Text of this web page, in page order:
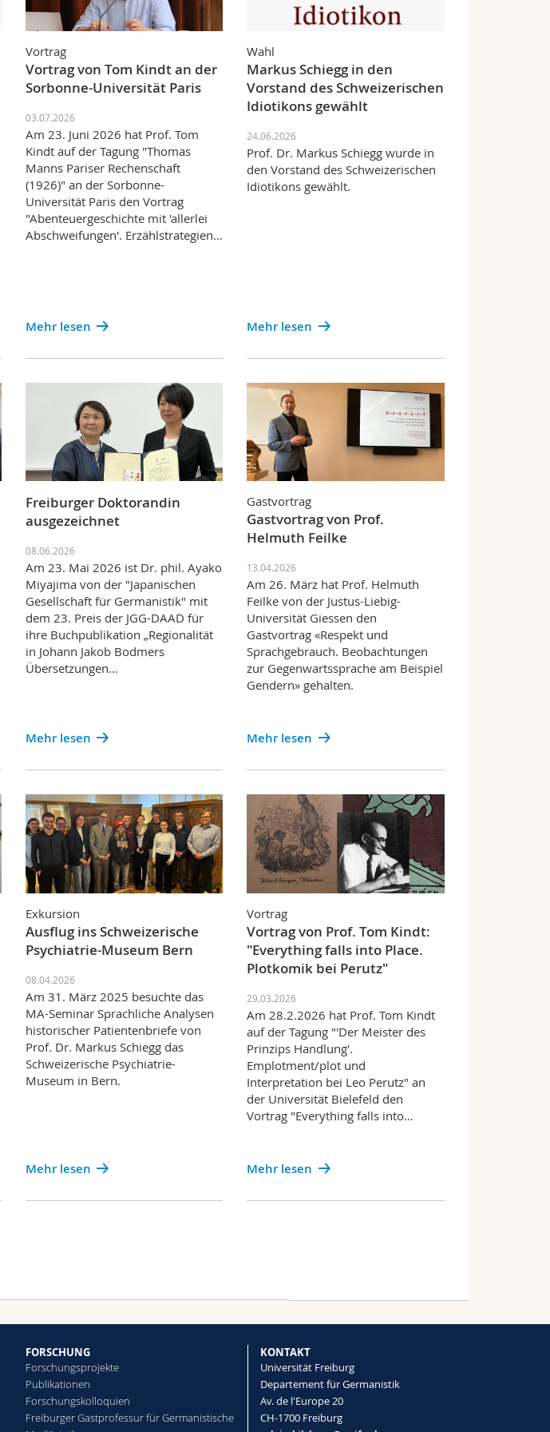
Vortrag
Vortrag von Tom Kindt an der
Sorbonne-Universität Paris
03.07.2026
Am 23. Juni 2026 hat Prof. Tom
Kindt auf der Tagung "Thomas
Manns Pariser Rechenschaft
(1926)" an der Sorbonne-
Universität Paris den Vortrag
"Abenteuergeschichte mit 'allerlei
Abschweifungen'. Erzählstrategien…
Mehr lesen
Wahl
Markus Schiegg in den
Vorstand des Schweizerischen
Idiotikons gewählt
24.06.2026
Prof. Dr. Markus Schiegg wurde in
den Vorstand des Schweizerischen
Idiotikons gewählt.
Mehr lesen
Freiburger Doktorandin
ausgezeichnet
08.06.2026
Am 23. Mai 2026 ist Dr. phil. Ayako
Miyajima von der "Japanischen
Gesellschaft für Germanistik" mit
dem 23. Preis der JGG-DAAD für
ihre Buchpublikation „Regionalität
in Johann Jakob Bodmers
Übersetzungen…
Mehr lesen
Gastvortrag
Gastvortrag von Prof.
Helmuth Feilke
13.04.2026
Am 26. März hat Prof. Helmuth
Feilke von der Justus-Liebig-
Universität Giessen den
Gastvortrag «Respekt und
Sprachgebrauch. Beobachtungen
zur Gegenwartssprache am Beispiel
Gendern» gehalten.
Mehr lesen
Exkursion
Ausflug ins Schweizerische
Psychiatrie-Museum Bern
08.04.2026
Am 31. März 2025 besuchte das
MA-Seminar Sprachliche Analysen
historischer Patientenbriefe von
Prof. Dr. Markus Schiegg das
Schweizerische Psychiatrie-
Museum in Bern.
Mehr lesen
Vortrag
Vortrag von Prof. Tom Kindt:
"Everything falls into Place.
Plotkomik bei Perutz"
29.03.2026
Am 28.2.2026 hat Prof. Tom Kindt
auf der Tagung "'Der Meister des
Prinzips Handlung'.
Emplotment/plot und
Interpretation bei Leo Perutz" an
der Universität Bielefeld den
Vortrag "Everything falls into…
Mehr lesen
FORSCHUNG
Forschungsprojekte
Publikationen
Forschungskolloquien
Freiburger Gastprofessur für Germanistische
KONTAKT
Universität Freiburg
Departement für Germanistik
Av. de l'Europe 20
CH-1700 Freiburg